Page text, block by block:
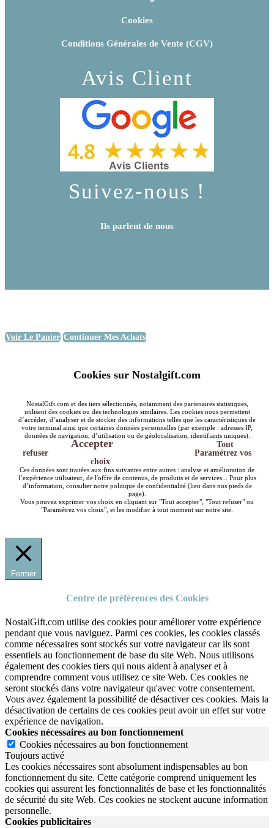
Cookies
Conditions Générales de Vente (CGV)
Avis Client
Suivez-nous !
Ils parlent de nous
Voir Le Panier Continuer Mes Achats
Cookies sur Nostalgift.com
NostalGift.com et des tiers sélectionnés, notamment des partenaires statistiques,
utilisent des cookies ou des technologies similaires. Les cookies nous permettent
d’accéder, d’analyser et de stocker des informations telles que les caractéristiques de
votre terminal ainsi que certaines données personnelles (par exemple : adresses IP,
données de navigation, d’utilisation ou de géolocalisation, identifiants uniques).
Accepter
Tout
refuser
Paramétrez vos
choix
Ces données sont traitées aux fins suivantes entre autres : analyse et amélioration de
l’expérience utilisateur, de l'offre de contenus, de produits et de services... Pour plus
d’information, consulter notre politique de confidentialité (lien dans nos pieds de
page).
Vous pouvez exprimer vos choix en cliquant sur "Tout accepter", "Tout refuser" ou
"Paramétrez vos choix", et les modifier à tout moment sur notre site.
Fermer
Centre de préférences des Cookies
NostalGift.com utilise des cookies pour améliorer votre expérience
pendant que vous naviguez. Parmi ces cookies, les cookies classés
comme nécessaires sont stockés sur votre navigateur car ils sont
essentiels au fonctionnement de base du site Web. Nous utilisons
également des cookies tiers qui nous aident à analyser et à
comprendre comment vous utilisez ce site Web. Ces cookies ne
seront stockés dans votre navigateur qu'avec votre consentement.
Vous avez également la possibilité de désactiver ces cookies. Mais la
désactivation de certains de ces cookies peut avoir un effet sur votre
expérience de navigation.
Cookies nécessaires au bon fonctionnement
Cookies nécessaires au bon fonctionnement
Toujours activé
Les cookies nécessaires sont absolument indispensables au bon
fonctionnement du site. Cette catégorie comprend uniquement les
cookies qui assurent les fonctionnalités de base et les fonctionnalités
de sécurité du site Web. Ces cookies ne stockent aucune information
personnelle.
Cookies publicitaires